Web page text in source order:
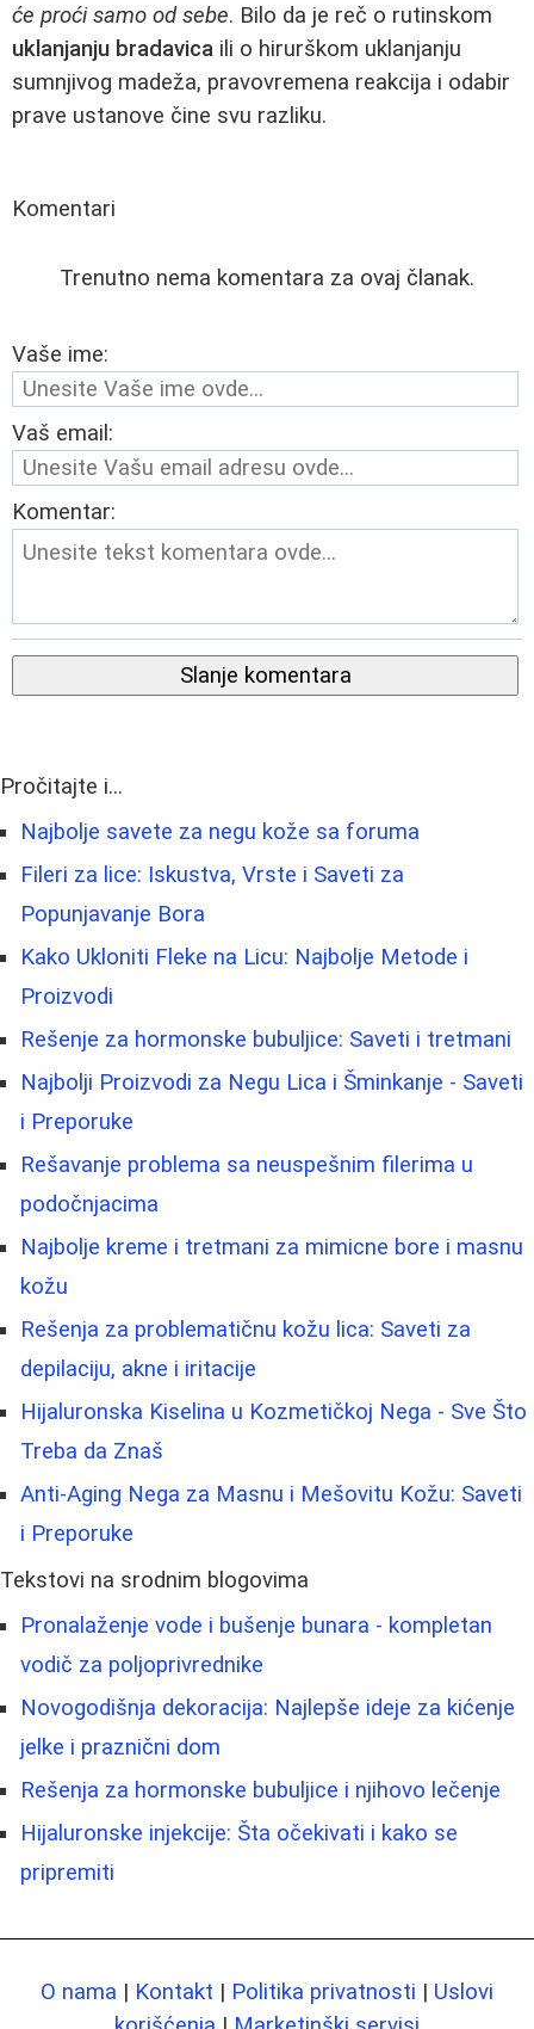
će proći samo od sebe. Bilo da je reč o rutinskom
uklanjanju bradavica ili o hirurškom uklanjanju
sumnjivog madeža, pravovremena reakcija i odabir
prave ustanove čine svu razliku.
Komentari
Trenutno nema komentara za ovaj članak.
Vaše ime:
Vaš email:
Komentar:
Slanje komentara
Pročitajte i...
Najbolje savete za negu kože sa foruma
Fileri za lice: Iskustva, Vrste i Saveti za
Popunjavanje Bora
Kako Ukloniti Fleke na Licu: Najbolje Metode i
Proizvodi
Rešenje za hormonske bubuljice: Saveti i tretmani
Najbolji Proizvodi za Negu Lica i Šminkanje - Saveti
i Preporuke
Rešavanje problema sa neuspešnim filerima u
podočnjacima
Najbolje kreme i tretmani za mimicne bore i masnu
kožu
Rešenja za problematičnu kožu lica: Saveti za
depilaciju, akne i iritacije
Hijaluronska Kiselina u Kozmetičkoj Nega - Sve Što
Treba da Znaš
Anti-Aging Nega za Masnu i Mešovitu Kožu: Saveti
i Preporuke
Tekstovi na srodnim blogovima
Pronalaženje vode i bušenje bunara - kompletan
vodič za poljoprivrednike
Novogodišnja dekoracija: Najlepše ideje za kićenje
jelke i praznični dom
Rešenja za hormonske bubuljice i njihovo lečenje
Hijaluronske injekcije: Šta očekivati i kako se
pripremiti
O nama | Kontakt | Politika privatnosti | Uslovi